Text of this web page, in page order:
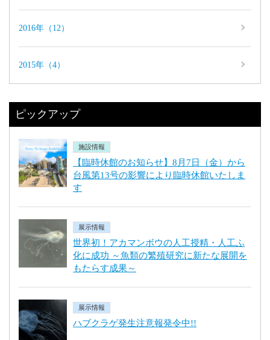
2016年（12）
2015年（4）
ピックアップ
施設情報
【臨時休館のお知らせ】8月7日（金）から
台風第13号の影響により臨時休館いたしま
す
展示情報
世界初！アカマンボウの人工授精・人工ふ
化に成功 ～魚類の繁殖研究に新たな展開を
もたらす成果～
展示情報
ハブクラゲ発生注意報発令中!!